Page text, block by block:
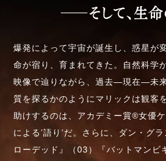
爆発によって宇宙が誕生し、惑星が
命が宿り、育まれてきた。自然科学
映像で辿りながら、過去―現在―未
質を探るかのようにマリックは観客
助けするのは、アカデミー賞®女優
による’語り’だ。さらに、ダン・グ
ローデッド』（03）『バットマンビ